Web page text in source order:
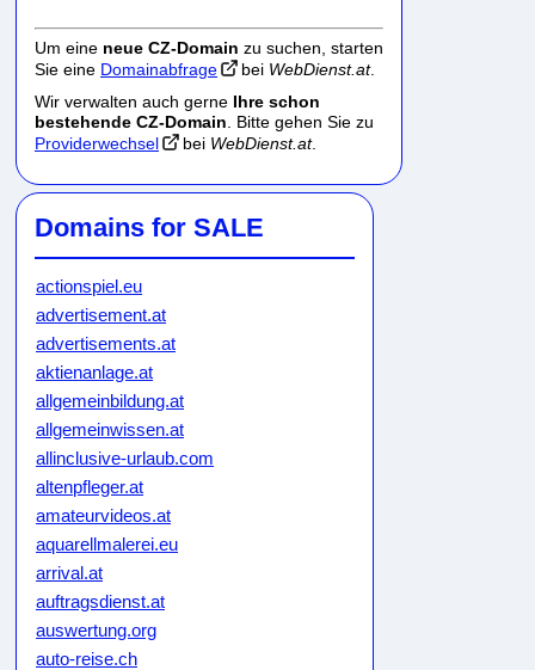
Um eine neue CZ-Domain zu suchen, starten
Sie eine Domainabfrage bei WebDienst.at.
Wir verwalten auch gerne Ihre schon
bestehende CZ-Domain . Bitte gehen Sie zu
Providerwechsel
bei WebDienst.at.
Domains for SALE
actionspiel.eu
advertisement.at
advertisements.at
aktienanlage.at
allgemeinbildung.at
allgemeinwissen.at
allinclusive-urlaub.com
altenpfleger.at
amateurvideos.at
aquarellmalerei.eu
arrival.at
auftragsdienst.at
auswertung.org
auto-reise.ch